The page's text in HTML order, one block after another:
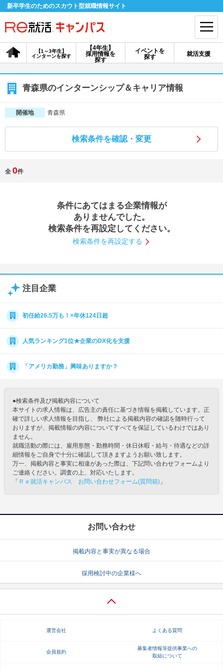
新卒学生のためのスカウト型就職情報サイト
【4年生】
採用情報を
探す
【1～3年生】
インターンを探す
イベントを
探す
就活支援
会員登録 ログイン
会員ID・パスワードを忘れた方はこちら
探す
【4年生】
【1～3年生】
就活ノウハウ・サポート
就活支援
あなたに合う仕事を診断！
就活ニュースペーパー
青森県のインターンシップ＆キャリア情報
開催地 青森県
検索条件を確認・変更
全 0件
条件にあてはまる企業情報が
ありませんでした。
検索条件を再設定してください。
検索条件を再設定する
注目企業
初任給26.5万も！×年休124日超
人気ランキング1位★企業のDX化を支援
「アメリカ勤務」興味ありますか？
●検索条件及び掲載内容について
本サイトの求人情報は、広告主の責任に基づき情報を掲載しています。正
確で詳しい求人情報を目指し、 弊社による掲載内容の確認を随時行って
おりますが、掲載情報の内容についてすべてを保証しているわけではあり
ません。
就職活動の際には、雇用形態・勤務時間・休日休暇・給与・待遇などの詳
細情報をご自身で十分に確認して頂きますようお願い致します。
万一、掲載内容と事実に相違があった際は、下記問い合わせフォームより
ご連絡ください。調査の上、対応いたします。
「 Ｒｅ就活キャンパス お問い合わせフォーム(質問箱) 」
お問い合わせ
掲載内容と事実が異なる場合
採用検討中の企業様へ
運営会社 よくある質問
会員規約
募集者情報等提供事業への
取組について